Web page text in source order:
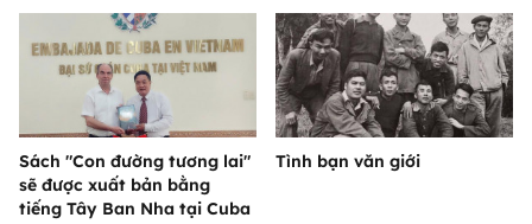
Sách "Con đường tương lai"
sẽ được xuất bản bằng
tiếng Tây Ban Nha tại Cuba
Tình bạn văn giới